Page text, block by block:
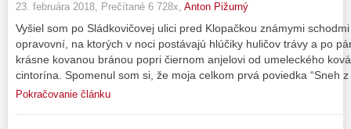
23. februára 2018, Prečítané 6 728x, Anton Pižurný
Vyšiel som po Sládkovičovej ulici pred Klopačkou známymi
opravovní, na ktorých v noci postávajú hlúčiky huličov trávy a po
krásne kovanou bránou popri čiernom anjelovi od umeleckého
cintorína. Spomenul som si, že moja celkom prvá poviedka “Sneh
Pokračovanie článku